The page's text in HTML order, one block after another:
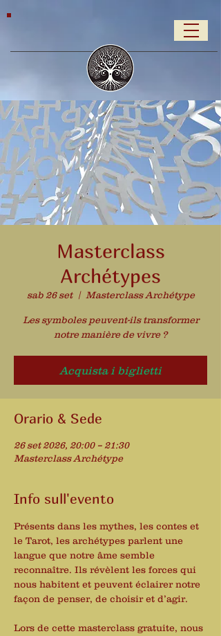
Masterclass
Archétypes
sab 26 set
  |
Masterclass Archétype
Les symboles peuvent-ils transformer
notre manière de vivre ?
Acquista i biglietti
Orario & Sede
26 set 2026, 20:00 – 21:30
Masterclass Archétype
Info sull'evento
Présents dans les mythes, les contes et
le Tarot, les archétypes parlent une
langue que notre âme semble
reconnaître. Ils révèlent les forces qui
nous habitent et peuvent éclairer notre
façon de penser, de choisir et d’agir.
Lors de cette masterclass gratuite, nous